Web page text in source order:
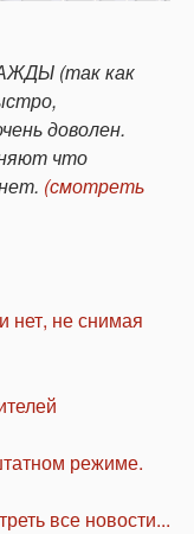
(так как
доволен.
что
(смотреть
нет, не снимая
режиме.
все новости...